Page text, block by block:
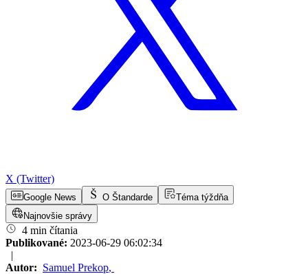
X (Twitter)
Google News O Štandarde
Téma týždňa
Najnovšie správy
4 min čítania
Publikované: 2023-06-29 06:02:34
|
Autor: Samuel Prekop,